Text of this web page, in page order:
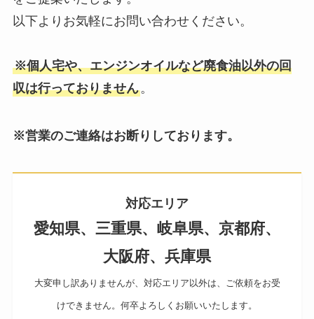
以下よりお気軽にお問い合わせください。
※個人宅や、エンジンオイルなど廃食油以外の回
収は行っておりません。
※営業のご連絡はお断りしております。
対応エリア
愛知県、三重県、岐阜県、京都府、
大阪府、兵庫県
大変申し訳ありませんが、対応エリア以外は、ご依頼をお受
けできません。何卒よろしくお願いいたします。